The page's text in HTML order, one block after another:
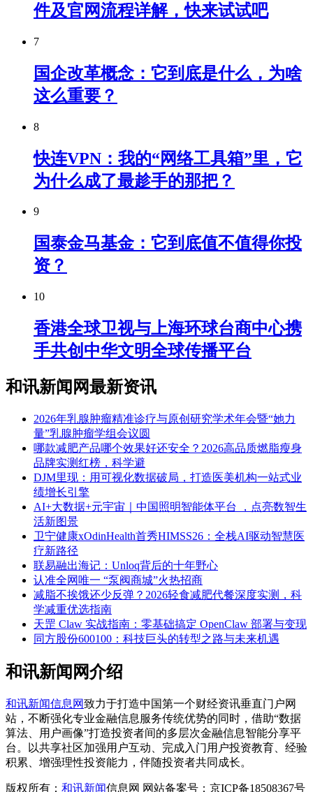
件及官网流程详解，快来试试吧
7
国企改革概念：它到底是什么，为啥
这么重要？
8
快连VPN：我的“网络工具箱”里，它
为什么成了最趁手的那把？
9
国泰金马基金：它到底值不值得你投
资？
10
香港全球卫视与上海环球台商中心携
手共创中华文明全球传播平台
和讯新闻网最新资讯
2026年乳腺肿瘤精准诊疗与原创研究学术年会暨“她力
量”乳腺肿瘤学组会议圆
​哪款减肥产品哪个效果好还安全？2026高品质燃脂瘦身
品牌实测红榜，科学避
DJM里现：用可视化数据破局，打造医美机构一站式业
绩增长引擎
AI+大数据+元宇宙｜中国照明智能体平台 ，点亮数智生
活新图景
卫宁健康xOdinHealth首秀HIMSS26：全栈AI驱动智慧医
疗新路径
联易融出海记：Unloq背后的十年野心
认准全网唯一 “泵阀商城”火热招商
减脂不挨饿还少反弹？2026轻食减肥代餐深度实测，科
学减重优选指南
天罡 Claw 实战指南：零基础搞定 OpenClaw 部署与变现
同方股份600100：科技巨头的转型之路与未来机遇
和讯新闻网介绍
和讯新闻信息网致力于打造中国第一个财经资讯垂直门户网
站，不断强化专业金融信息服务传统优势的同时，借助“数据
算法、用户画像”打造投资者间的多层次金融信息智能分享平
台。以共享社区加强用户互动、完成入门用户投资教育、经验
积累、增强理性投资能力，伴随投资者共同成长。
版权所有： 和讯新闻信息网 网站备案号：京ICP备18508367号